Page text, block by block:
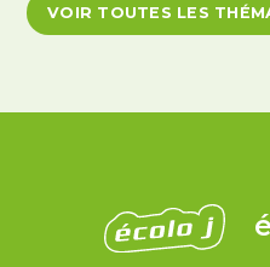
Antivalidisme
Justice et violences
Migrations et asile
VOIR TOUTES LES